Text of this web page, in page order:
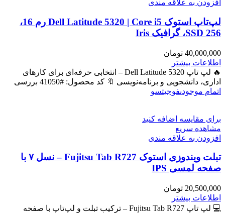
افزودن به علاقه مندی
لپ‌تاپ استوک Dell Latitude 5320 | Core i5 رم 16،
SSD 256، گرافیک Iris
40,000,000 تومان
اطلاعات بیشتر
🔥 لپ تاپ Dell Latitude 5320 – انتخابی حرفه‌ای برای کارهای
اداری، دانشجویی و برنامه‌نویسی 🔖 کد محصول: #41050 بررسی
اتمام موجودیفوجیتسو
برای مقایسه اضافه کنید
مشاهده سریع
افزودن به علاقه مندی
تبلت ویندوزی استوک Fujitsu Tab R727 – نسل ۷ با
صفحه لمسی IPS
20,500,000 تومان
اطلاعات بیشتر
💻 لپ تاپ Fujitsu Tab R727 – ترکیب تبلت و لپ‌تاپ با صفحه